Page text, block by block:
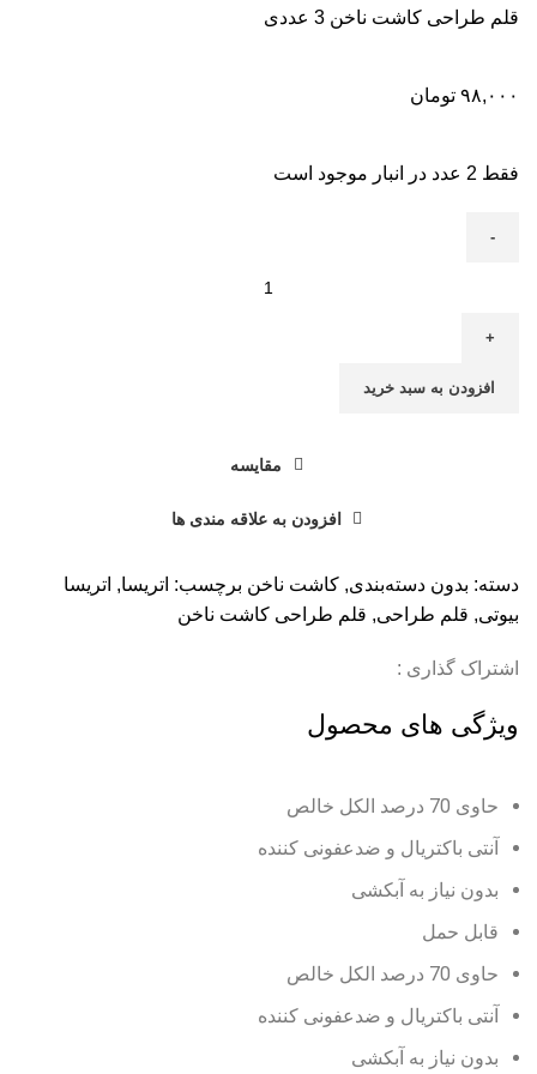
قلم طراحی کاشت ناخن 3 عددی
۹۸,۰۰۰ تومان
فقط 2 عدد در انبار موجود است
افزودن به سبد خرید
مقایسه
افزودن به علاقه مندی ها
دسته: بدون دسته‌بندی, کاشت ناخن برچسب: اتریسا, اتریسا
بیوتی, قلم طراحی, قلم طراحی کاشت ناخن
اشتراک گذاری :
ویژگی های محصول
حاوی 70 درصد الکل خالص
آنتی باکتریال و ضدعفونی کننده
بدون نیاز به آبکشی
قابل حمل
حاوی 70 درصد الکل خالص
آنتی باکتریال و ضدعفونی کننده
بدون نیاز به آبکشی